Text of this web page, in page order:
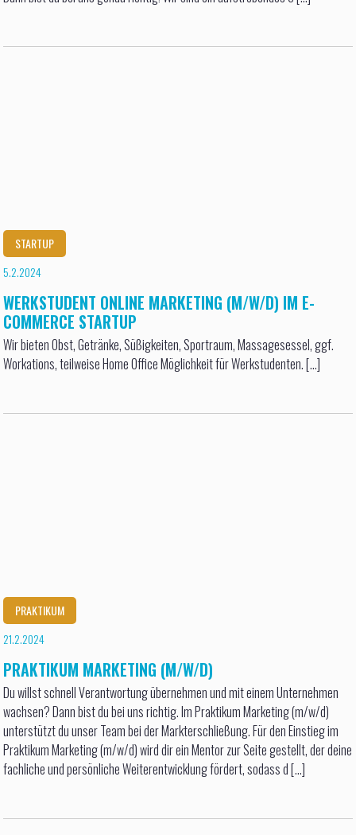
STARTUP
5.2.2024
WERKSTUDENT ONLINE MARKETING (M/W/D) IM E-
COMMERCE STARTUP
Wir bieten Obst, Getränke, Süßigkeiten, Sportraum, Massagesessel, ggf.
Workations, teilweise Home Office Möglichkeit für Werkstudenten. [...]
PRAKTIKUM
21.2.2024
PRAKTIKUM MARKETING (M/W/D)
Du willst schnell Verantwortung übernehmen und mit einem Unternehmen
wachsen? Dann bist du bei uns richtig. Im Praktikum Marketing (m/w/d)
unterstützt du unser Team bei der Markterschließung. Für den Einstieg im
Praktikum Marketing (m/w/d) wird dir ein Mentor zur Seite gestellt, der deine
fachliche und persönliche Weiterentwicklung fördert, sodass d [...]